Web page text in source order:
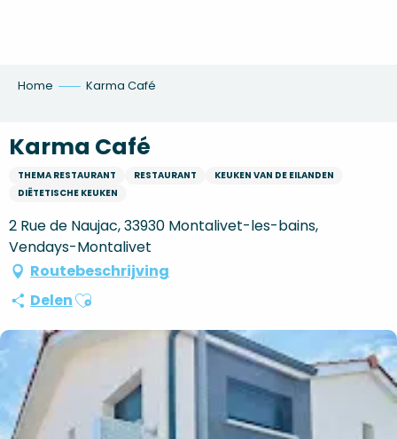
Home Karma Café
Karma Café
THEMA RESTAURANT RESTAURANT
KEUKEN VAN DE EILANDEN
DIËTETISCHE KEUKEN
2 Rue de Naujac, 33930 Montalivet-les-bains,
Vendays-Montalivet
Routebeschrijving
DelenAjouter aux favoris